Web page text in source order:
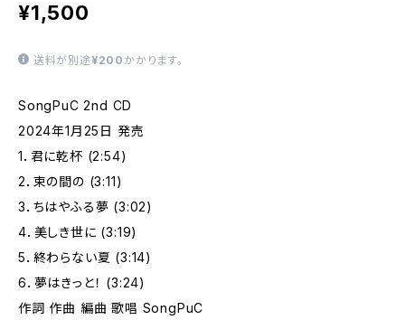
¥1,500
送料が別途 ¥200 かかります。
SongPuC 2nd CD
2024年1月25日 発売
1．君に乾杯 (2:54)
2．束の間の (3:11)
3．ちはやふる夢 (3:02)
4．美しき世に (3:19)
5．終わらない夏 (3:14)
6．夢はきっと！ (3:24)
作詞 作曲 編曲 歌唱 SongPuC